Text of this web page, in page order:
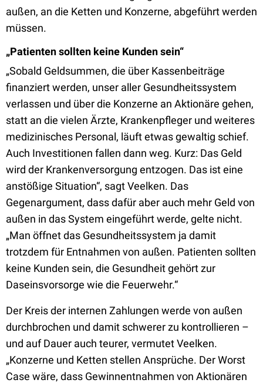
außen, an die Ketten und Konzerne, abgeführt werden
müssen.
„Patienten sollten keine Kunden sein“
„Sobald Geldsummen, die über Kassenbeiträge
finanziert werden, unser aller Gesundheitssystem
verlassen und über die Konzerne an Aktionäre gehen,
statt an die vielen Ärzte, Krankenpfleger und weiteres
medizinisches Personal, läuft etwas gewaltig schief.
Auch Investitionen fallen dann weg. Kurz: Das Geld
wird der Krankenversorgung entzogen. Das ist eine
anstößige Situation“, sagt Veelken. Das
Gegenargument, dass dafür aber auch mehr Geld von
außen in das System eingeführt werde, gelte nicht.
„Man öffnet das Gesundheitssystem ja damit
trotzdem für Entnahmen von außen. Patienten sollten
keine Kunden sein, die Gesundheit gehört zur
Daseinsvorsorge wie die Feuerwehr.“
Der Kreis der internen Zahlungen werde von außen
durchbrochen und damit schwerer zu kontrollieren –
und auf Dauer auch teurer, vermutet Veelken.
„Konzerne und Ketten stellen Ansprüche. Der Worst
Case wäre, dass Gewinnentnahmen von Aktionären